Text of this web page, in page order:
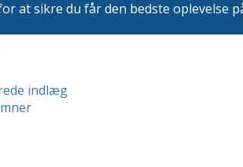
at sikre du får den bedste oplevelse
indlæg